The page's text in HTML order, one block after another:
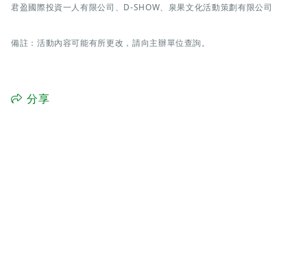
君盈國際投資一人有限公司、D-SHOW、泉果文化活動策劃有限公司
備註：活動內容可能有所更改，請向主辦單位查詢。
分享